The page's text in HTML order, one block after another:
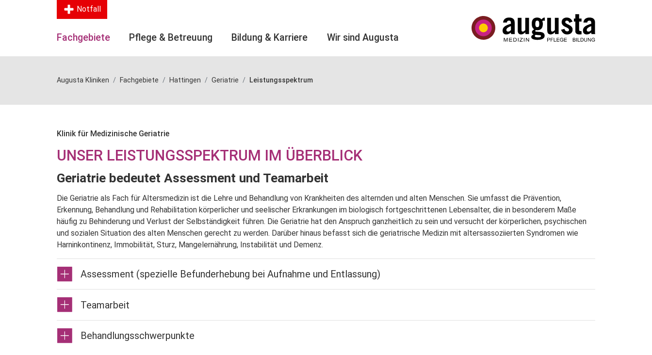
Notfall
Fachgebiete Pflege & Betreuung Bildung & Karriere Wir sind Augusta
Augusta Kliniken Fachgebiete Hattingen Geriatrie Leistungsspektrum
Klinik für Medizinische Geriatrie
UNSER LEISTUNGSSPEKTRUM IM ÜBERBLICK
Geriatrie bedeutet Assessment und Teamarbeit
Die Geriatrie als Fach für Altersmedizin ist die Lehre und Behandlung von Krankheiten des alternden und alten Menschen. Sie umfasst die Prävention,
Erkennung, Behandlung und Rehabilitation körperlicher und seelischer Erkrankungen im biologisch fortgeschrittenen Lebensalter, die in besonderem Maße
häufig zu Behinderung und Verlust der Selbständigkeit führen. Die Geriatrie hat den Anspruch ganzheitlich zu sein und versucht der körperlichen, psychischen
und sozialen Situation des alten Menschen gerecht zu werden. Darüber hinaus befasst sich die geriatrische Medizin mit altersassoziierten Syndromen wie
Harninkontinenz, Immobilität, Sturz, Mangelernährung, Instabilität und Demenz.
Assessment (spezielle Befunderhebung bei Aufnahme und Entlassung)
Teamarbeit
Behandlungsschwerpunkte